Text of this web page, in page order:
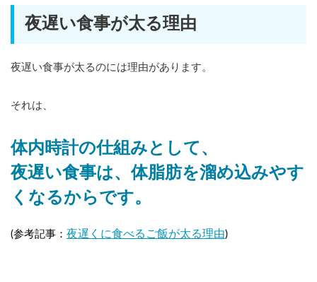
夜遅い食事が太る理由
夜遅い食事が太るのには理由があります。
それは、
体内時計の仕組みとして、
夜遅い食事は、体脂肪を溜め込みやす
くなるからです。
(参考記事： 夜遅くに食べるご飯が太る理由)